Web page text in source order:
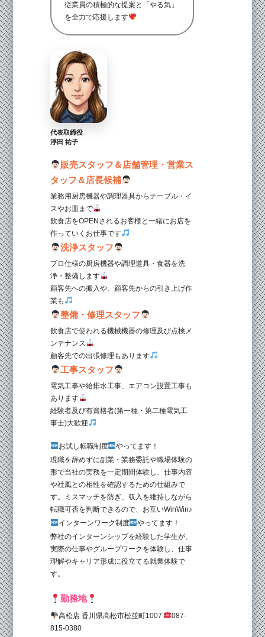
従業員の積極的な提案と「やる気」
を全力で応援します
代表取締役
浮田 祐子
販売スタッフ＆店舗管理・営業ス
タッフ＆店長候補
業務用厨房機器や調理器具からテーブル・イ
スやお皿まで
飲食店をOPENされるお客様と一緒にお店を
作っていくお仕事です
洗浄スタッフ
プロ仕様の厨房機器や調理道具・食器を洗
浄・整備します
顧客先への搬入や、顧客先からの引き上げ作
業も
整備・修理スタッフ
飲食店で使われる機械機器の修理及び点検メ
ンテナンス
顧客先での出張修理もあります
工事スタッフ
電気工事や給排水工事、エアコン設置工事も
あります
経験者及び有資格者(第一種・第二種電気工
事士)大歓迎
お試し転職制度
やってます！
現職を辞めずに副業・業務委託や職場体験の
形で当社の実務を一定期間体験し、仕事内容
や社風との相性を確認するための仕組みで
す。ミスマッチを防ぎ、収入を維持しながら
転職可否を判断できるので、お互いWinWin♪
インターンワーク制度
やってます！
弊社のインターンシップを経験した学生が、
実際の仕事やグループワークを体験し、仕事
理解やキャリア形成に役立てる就業体験で
す。
勤務地
高松店 香川県高松市松並町1007
087-
815-0380